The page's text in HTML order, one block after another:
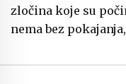
zločina koje su
nema bez